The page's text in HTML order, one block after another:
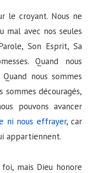
le croyant. Nous ne
mal avec nos seules
Son Esprit, Sa
Quand nous
nous sommes
sommes découragés,
pouvons avancer
ni nous effrayer, car
appartiennent.
mais Dieu honore